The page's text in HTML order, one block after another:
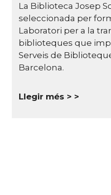
La Biblioteca Josep
seleccionada per
Laboratori per a la
biblioteques que
Serveis de
Barcelona.
Llegir més >